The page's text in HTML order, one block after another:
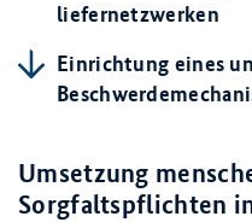
liefernetzwerken
Einrichtung eines
Umsetzung
Sorgfaltspflichten